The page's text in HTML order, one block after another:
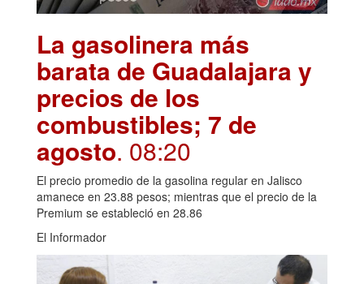
La gasolinera más
barata de Guadalajara y
precios de los
combustibles; 7 de
agosto. 08:20
El precio promedio de la gasolina regular en Jalisco
amanece en 23.88 pesos; mientras que el precio de la
Premium se estableció en 28.86
El Informador